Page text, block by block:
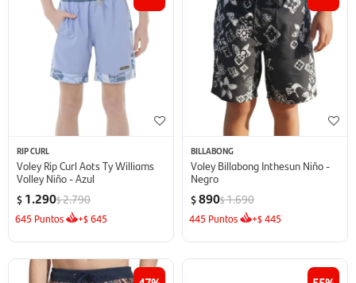
RIP CURL
Voley Rip Curl Aots Ty Williams
Volley Niño - Azul
$ 1.290$2.790
645 Puntos +$645
BILLABONG
Voley Billabong Inthesun Niño -
Negro
$890$1.690
445 Puntos +$445